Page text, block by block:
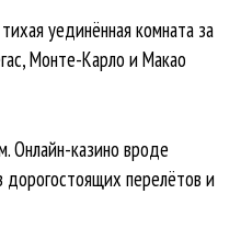
уединённая комната за
Монте-Карло и Макао
Онлайн-казино вроде
дорогостоящих перелётов и